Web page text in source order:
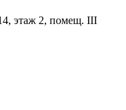
этаж 2, помещ. III